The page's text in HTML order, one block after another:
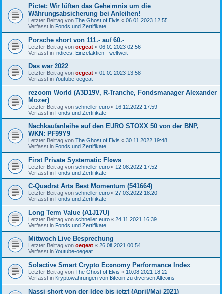
Pictet: Wir lüften das Geheimnis um die
Währungsabsicherung bei Anleihen!
Letzter Beitrag von The Ghost of Elvis « 06.01.2023 12:55
Verfasst in Fonds und Zertifikate
Porsche short von 111.- auf 60.-
Letzter Beitrag von oegeat « 06.01.2023 02:56
Verfasst in Indices, Einzelaktien - weltweit
Das war 2022
Letzter Beitrag von oegeat « 01.01.2023 13:58
Verfasst in Youtube-oegeat
rezoom World (A3D19V, R-Tranche, Fondsmanager Alexander
Mozer)
Letzter Beitrag von schneller euro « 16.12.2022 17:59
Verfasst in Fonds und Zertifikate
Nachkaufanleihe auf den EURO STOXX 50 von der BNP,
WKN: PF99Y9
Letzter Beitrag von The Ghost of Elvis « 30.11.2022 19:48
Verfasst in Fonds und Zertifikate
First Private Systematic Flows
Letzter Beitrag von schneller euro « 12.08.2022 17:52
Verfasst in Fonds und Zertifikate
C-Quadrat Arts Best Momentum (541664)
Letzter Beitrag von schneller euro « 27.03.2022 18:20
Verfasst in Fonds und Zertifikate
Long Term Value (A1J17U)
Letzter Beitrag von schneller euro « 24.11.2021 16:39
Verfasst in Fonds und Zertifikate
Mittwoch Live Besprechung
Letzter Beitrag von oegeat « 26.08.2021 00:54
Verfasst in Youtube-oegeat
Solactive Smart Crypto Economy Performance Index
Letzter Beitrag von The Ghost of Elvis « 10.08.2021 18:22
Verfasst in Kryptowährungen von Bitcoin zu diversen Altcoins
Nassi short von der Idee bis jetzt (April/Mai 2021)